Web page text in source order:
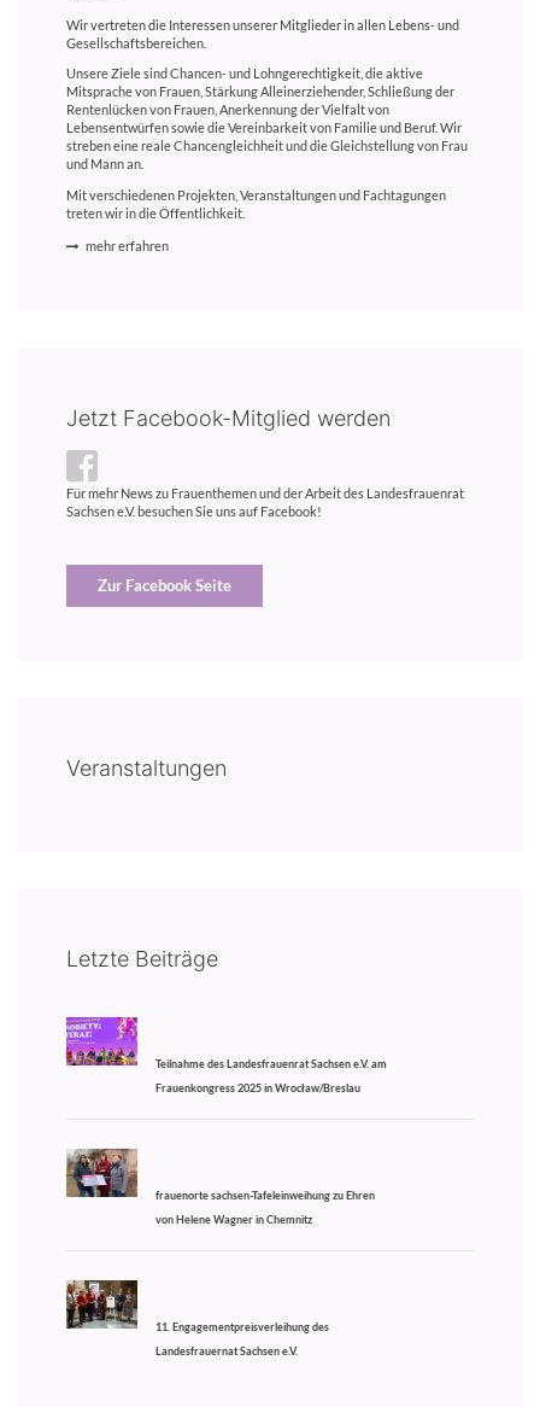
Wir vertreten die Interessen unserer Mitglieder in allen Lebens- und
Gesellschaftsbereichen.
Unsere Ziele sind Chancen- und Lohngerechtigkeit, die aktive
Mitsprache von Frauen, Stärkung Alleinerziehender, Schließung der
Rentenlücken von Frauen, Anerkennung der Vielfalt von
Lebensentwürfen sowie die Vereinbarkeit von Familie und Beruf. Wir
streben eine reale Chancengleichheit und die Gleichstellung von Frau
und Mann an.
Mit verschiedenen Projekten, Veranstaltungen und Fachtagungen
treten wir in die Öffentlichkeit.
mehr erfahren
Jetzt Facebook-Mitglied werden
Für mehr News zu Frauenthemen und der Arbeit des Landesfrauenrat
Sachsen e.V. besuchen Sie uns auf Facebook!
Zur Facebook Seite
Veranstaltungen
Letzte Beiträge
Teilnahme des Landesfrauenrat Sachsen e.V. am
Frauenkongress 2025 in Wrocław/Breslau
frauenorte sachsen-Tafeleinweihung zu Ehren
von Helene Wagner in Chemnitz
11. Engagementpreisverleihung des
Landesfrauernat Sachsen e.V.